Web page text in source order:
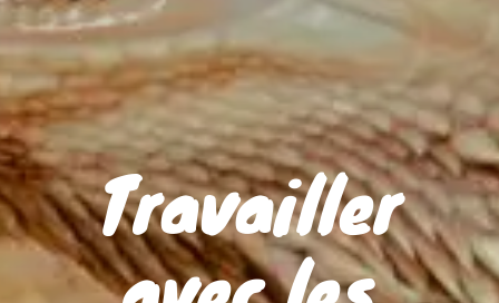
Travailler